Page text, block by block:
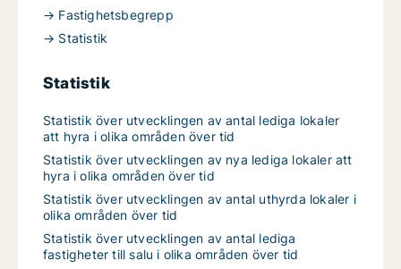
→ Fastighetsbegrepp
→ Statistik
Statistik
Statistik över utvecklingen av antal lediga lokaler
att hyra i olika områden över tid
Statistik över utvecklingen av nya lediga lokaler att
hyra i olika områden över tid
Statistik över utvecklingen av antal uthyrda lokaler i
olika områden över tid
Statistik över utvecklingen av antal lediga
fastigheter till salu i olika områden över tid